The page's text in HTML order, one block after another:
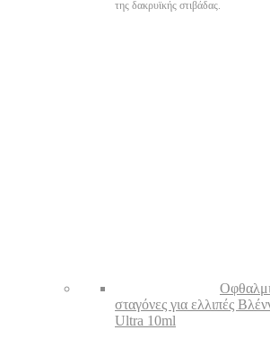
της δακρυϊκής στιβάδας.
σταγόνες για ελλιπές
Ultra 10ml